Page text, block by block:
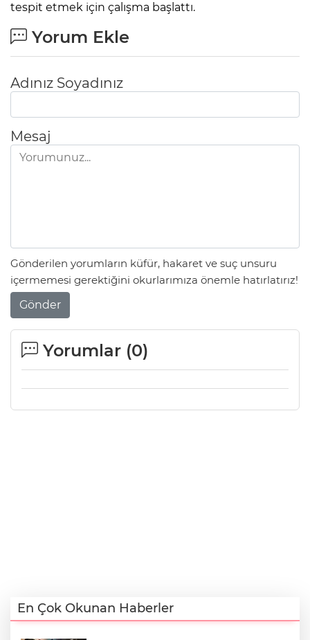
tespit etmek için çalışma başlattı.
Yorum Ekle
Adınız Soyadınız
Mesaj
Gönderilen yorumların küfür, hakaret ve suç unsuru
içermemesi gerektiğini okurlarımıza önemle hatırlatırız!
Gönder
Yorumlar (0)
En Çok Okunan Haberler